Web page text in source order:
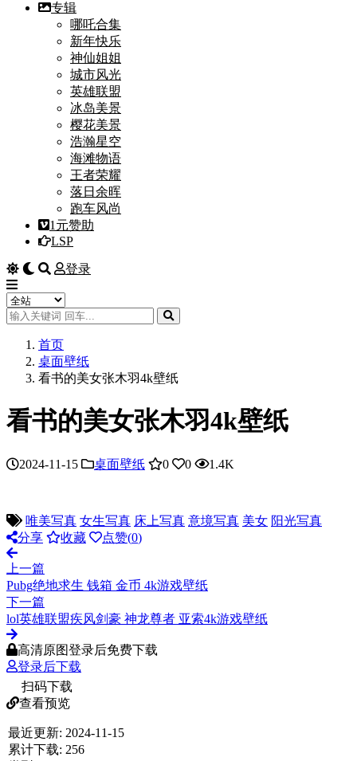
专辑
哪吒合集
新年快乐
神仙姐姐
城市风光
英雄联盟
冰岛美景
樱花美景
浩瀚星空
海滩物语
王者荣耀
落日余晖
跑车风尚
1元赞助
LSP
登录
首页
桌面壁纸
看书的美女张木羽4k壁纸
看书的美女张木羽4k壁纸
2024-11-15 桌面壁纸 0 0 1.4K
唯美写真 女生写真 床上写真 意境写真 美女 阳光写真
分享
收藏 点赞(0)
上一篇
Pubg绝地求生 钱箱 金币 4k游戏壁纸
下一篇
lol英雄联盟疾风剑豪 神龙尊者 亚索4k游戏壁纸
高清原图登录后免费下载
登录后下载
扫码下载
查看预览
最近更新: 2024-11-15
累计下载: 256